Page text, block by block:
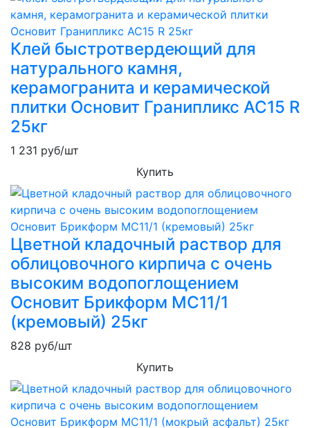
Клей быстротвердеющий для
натурального камня,
керамогранита и керамической
плитки Основит Гранипликс AC15 R
25кг
1 231 руб/шт
Купить
Цветной кладочный раствор для
облицовочного кирпича с очень
высоким водопоглощением
Основит Брикформ MC11/1
(кремовый) 25кг
828 руб/шт
Купить